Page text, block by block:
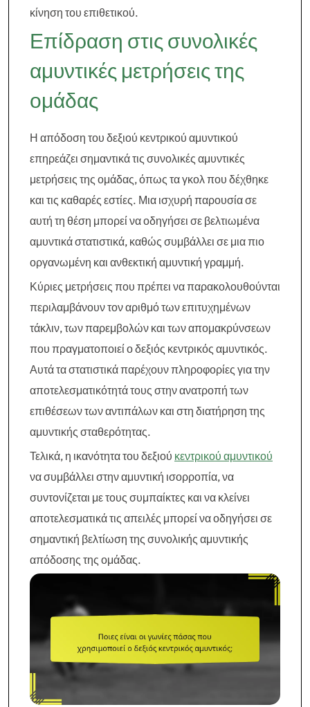
κίνηση του επιθετικού.
Επίδραση στις συνολικές
αμυντικές μετρήσεις της
ομάδας
Η απόδοση του δεξιού κεντρικού αμυντικού
επηρεάζει σημαντικά τις συνολικές αμυντικές
μετρήσεις της ομάδας, όπως τα γκολ που δέχθηκε
και τις καθαρές εστίες. Μια ισχυρή παρουσία σε
αυτή τη θέση μπορεί να οδηγήσει σε βελτιωμένα
αμυντικά στατιστικά, καθώς συμβάλλει σε μια πιο
οργανωμένη και ανθεκτική αμυντική γραμμή.
Κύριες μετρήσεις που πρέπει να παρακολουθούνται
περιλαμβάνουν τον αριθμό των επιτυχημένων
τάκλιν, των παρεμβολών και των απομακρύνσεων
που πραγματοποιεί ο δεξιός κεντρικός αμυντικός.
Αυτά τα στατιστικά παρέχουν πληροφορίες για την
αποτελεσματικότητά τους στην ανατροπή των
επιθέσεων των αντιπάλων και στη διατήρηση της
αμυντικής σταθερότητας.
Τελικά, η ικανότητα του δεξιού κεντρικού αμυντικού
να συμβάλλει στην αμυντική ισορροπία, να
συντονίζεται με τους συμπαίκτες και να κλείνει
αποτελεσματικά τις απειλές μπορεί να οδηγήσει σε
σημαντική βελτίωση της συνολικής αμυντικής
απόδοσης της ομάδας.